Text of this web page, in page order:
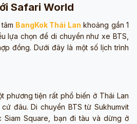
Safari World
BangKok Thái Lan khoảng gần 1
lựa chọn để di chuyển như xe BTS,
đồng. Dưới đây là một số lịch trình
phương tiện rất phổ biến ở Thái Lan
đâu. Di chuyển BTS từ Sukhumvit
Siam Square, bạn đi tàu và dừng ở